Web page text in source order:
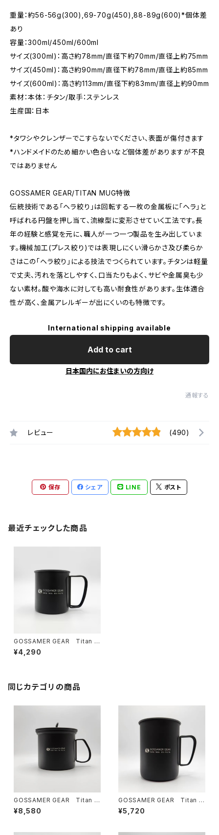
重量：約56-56g(300),69-70g(450),88-89g(600)*個体差
あり
容量：300ml/450ml/600ml
サイズ(300ml)：高さ約78mm/直径下約70mm/直径上約75mm
サイズ(450ml)：高さ約90mm/直径下約78mm/直径上約85mm
サイズ(600ml)：高さ約113mm/直径下約83mm/直径上約90mm
素材：本体：チタン/取手：ステンレス
生産国：日本
*タワシやクレンザーでこすらないでください、表面が傷付きます
*ハンドメイドのため細かい色合いなど個体差がありますが不良
ではありません
GOSSAMER GEAR/TITAN MUG特徴
伝統技術である「ヘラ絞り」は回転する一枚の金属板に「ヘラ」と
呼ばれる円盤を押し当て、流線型に変形させていく工法です。長
年の経験と感覚を元に、職人が一つ一つ製品を生み出していま
す。機械加工(プレス絞り)では表現しにくい滑らかさ及び柔らか
さはこの「ヘラ絞り」による技法でつくられています。チタンは軽量
で丈夫、汚れを落としやすく、口当たりもよく、サビや金属臭も少
ない素材。酸や海水に対しても高い耐食性があります。生体適合
性が高く、金属アレルギーが出にくいのも特徴です。
International shipping available
Add to cart
日本国内にお住まいの方向け
通報する
レビュー (490)
保存 シェア LINE ポスト
最近チェックした商品
GOSSAMER GEAR Titan Si
ngle Mug 300 BLACK
¥4,290
同じカテゴリの商品
GOSSAMER GEAR Titan K
ettle Cooker 900 BLACK
¥8,580
GOSSAMER GEAR Titan Si
ngle Mug 600 BLACK
¥5,720